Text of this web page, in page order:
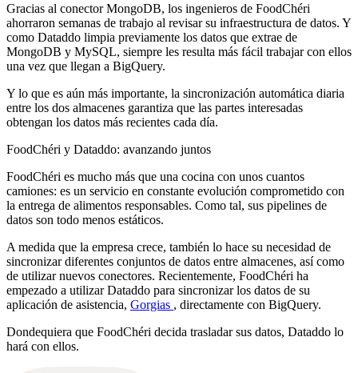
Gracias al conector MongoDB, los ingenieros de FoodChéri
ahorraron semanas de trabajo al revisar su infraestructura de datos. Y
como Dataddo limpia previamente los datos que extrae de
MongoDB y MySQL, siempre les resulta más fácil trabajar con ellos
una vez que llegan a BigQuery.
Y lo que es aún más importante, la sincronización automática diaria
entre los dos almacenes garantiza que las partes interesadas
obtengan los datos más recientes cada día.
FoodChéri y Dataddo: avanzando juntos
FoodChéri es mucho más que una cocina con unos cuantos
camiones: es un servicio en constante evolución comprometido con
la entrega de alimentos responsables. Como tal, sus pipelines de
datos son todo menos estáticos.
A medida que la empresa crece, también lo hace su necesidad de
sincronizar diferentes conjuntos de datos entre almacenes, así como
de utilizar nuevos conectores. Recientemente, FoodChéri ha
empezado a utilizar Dataddo para sincronizar los datos de su
aplicación de asistencia, Gorgias , directamente con BigQuery.
Dondequiera que FoodChéri decida trasladar sus datos, Dataddo lo
hará con ellos.